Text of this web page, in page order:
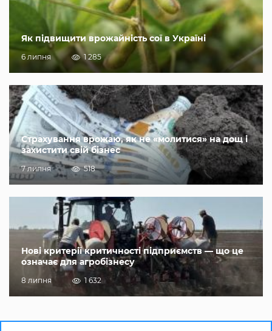
Як підвищити врожайність сої в Україні
6 липня 1 285
Страхування врожаю, як не «молитися» на дощ і
захистити свій бізнес
7 липня 518
Нові критерії критичності підприємств — що це
означає для агробізнесу
8 липня 1 632